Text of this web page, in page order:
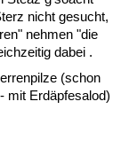
nicht gesucht,
nehmen "die
dabei .
(schon
mit Erdäpfesalod)